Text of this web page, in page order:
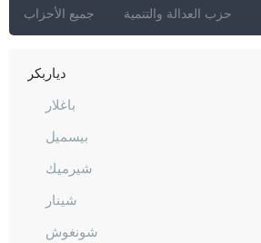
جميع الأحزاب حزب العدالة والتنمية
دينيزلي
دياربكر
باغلار
بيسميل
شيرميك
شينار
شونغوش